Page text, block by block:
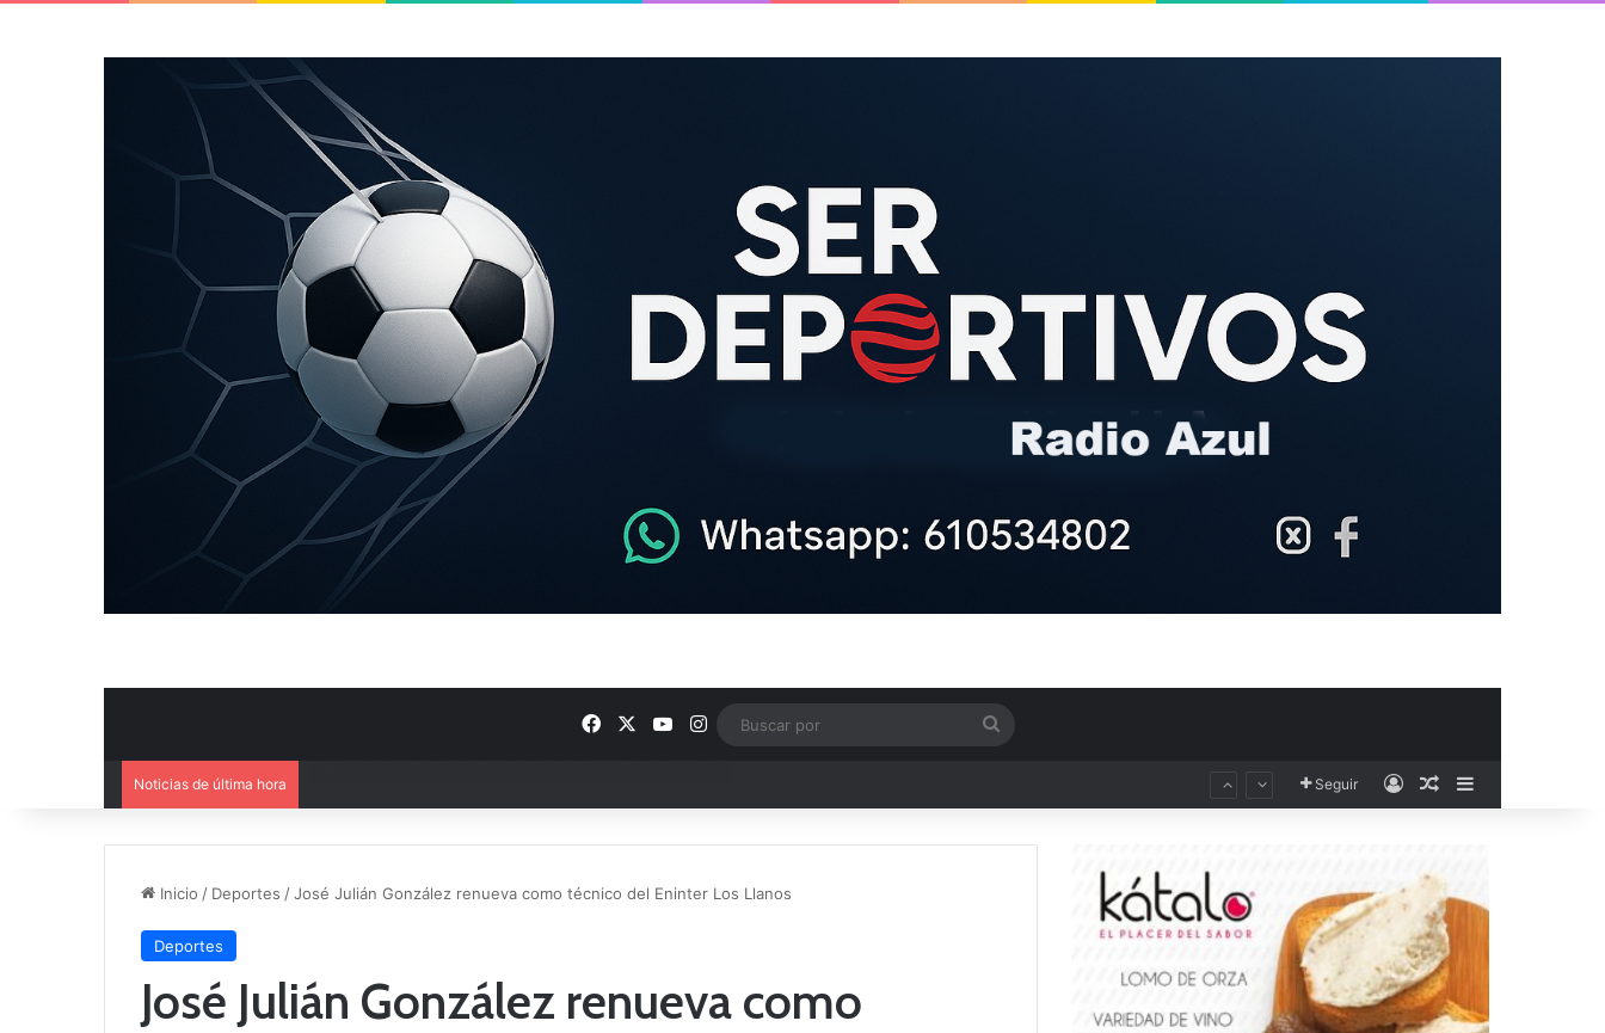
FacebookYouTube
Instagram
Noticias de última hora Seguir AccesoPublicación al
Inicio / Deportes /José Julián González renueva como técnico del Eninter Los Llanos
Deportes
José Julián González renueva como